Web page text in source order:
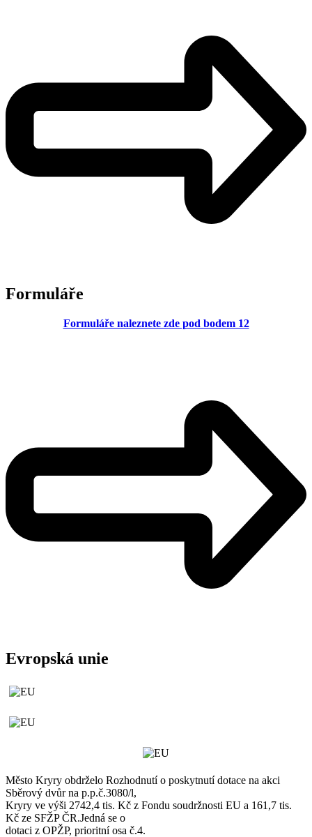
Formuláře
Formuláře naleznete zde pod bodem 12
Evropská unie
Město Kryry obdrželo Rozhodnutí o poskytnutí dotace na akci
Sběrový dvůr na p.p.č.3080/l,
Kryry ve výši 2742,4 tis. Kč z Fondu soudržnosti EU a 161,7 tis.
Kč ze SFŽP ČR.Jedná se o
dotaci z OPŽP, prioritní osa č.4.